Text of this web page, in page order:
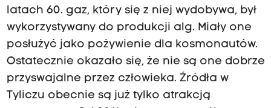
latach 60. gaz, który się z niej wydobywa, był
wykorzystywany do produkcji alg. Miały one
posłużyć jako pożywienie dla kosmonautów.
Ostatecznie okazało się, że nie są one dobrze
przyswajalne przez człowieka. Źródła w
Tyliczu obecnie są już tylko atrakcją